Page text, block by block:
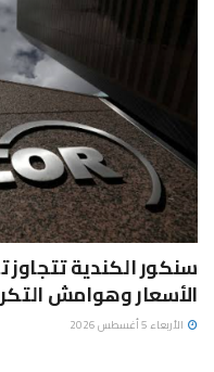
سنكور الكندية تتجاوز
الأسعار وهوامش
الأربعاء 5 أغسطس 2026